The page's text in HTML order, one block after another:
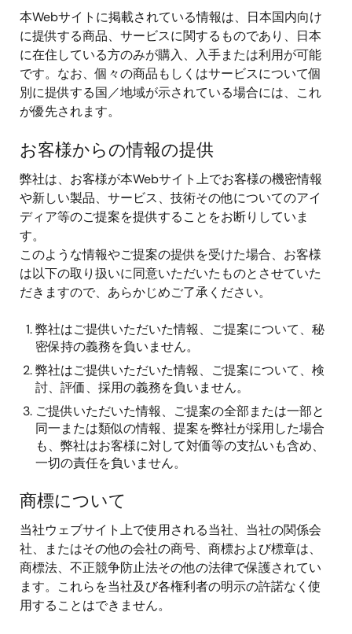
本Webサイトに掲載されている情報は、日本国内向け
に提供する商品、サービスに関するものであり、日本
に在住している方のみが購入、入手または利用が可能
です。なお、個々の商品もしくはサービスについて個
別に提供する国／地域が示されている場合には、これ
が優先されます。
お客様からの情報の提供
弊社は、お客様が本Webサイト上でお客様の機密情報
や新しい製品、サービス、技術その他についてのアイ
ディア等のご提案を提供することをお断りしていま
す。
このような情報やご提案の提供を受けた場合、お客様
は以下の取り扱いに同意いただいたものとさせていた
だきますので、あらかじめご了承ください。
弊社はご提供いただいた情報、ご提案について、秘
密保持の義務を負いません。
弊社はご提供いただいた情報、ご提案について、検
討、評価、採用の義務を負いません。
ご提供いただいた情報、ご提案の全部または一部と
同一または類似の情報、提案を弊社が採用した場合
も、弊社はお客様に対して対価等の支払いも含め、
一切の責任を負いません。
商標について
当社ウェブサイト上で使用される当社、当社の関係会
社、またはその他の会社の商号、商標および標章は、
商標法、不正競争防止法その他の法律で保護されてい
ます。これらを当社及び各権利者の明示の許諾なく使
用することはできません。